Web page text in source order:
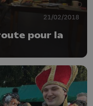
21/02/2018
pour la